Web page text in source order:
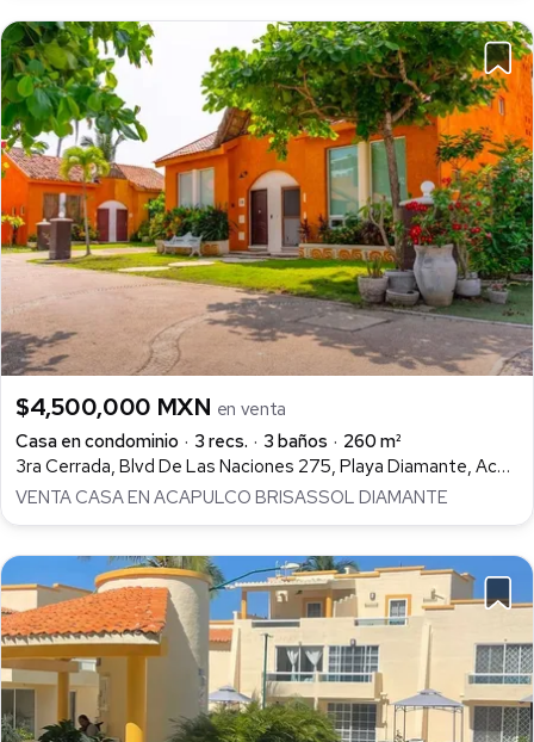
$4,500,000 MXN en venta
Casa en condominio
3 recs. 3 baños
260 m²
3ra Cerrada, Blvd De Las Naciones 275, Playa Diamante, Acapulco de Juárez
VENTA CASA EN ACAPULCO BRISASSOL DIAMANTE